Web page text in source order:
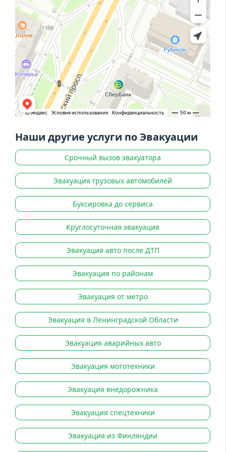
Наши другие услуги по Эвакуации
Срочный вызов эвакуатора
Эвакуация грузовых автомобилей
Буксировка до сервиса
Круглосуточная эвакуация
Эвакуация авто после ДТП
Эвакуация по районам
Эвакуация от метро
Эвакуация в Ленинградской Области
Эвакуация аварийных авто
Эвакуация мототехники
Эвакуация внедорожника
Эвакуация спецтехники
Эвакуация из Финляндии